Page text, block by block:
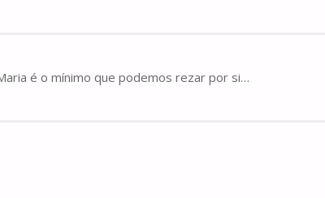
é o mínimo que podemos rezar por si…